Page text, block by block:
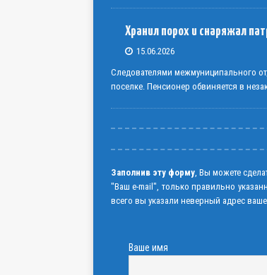
Хранил порох и снаряжал
15.06.2026
Следователями межмуниципального
поселке. Пенсионер обвиняется в
Заполнив эту форму, Вы можете
"Ваш e-mail", только правильно
всего вы указали неверный адрес
Ваше имя